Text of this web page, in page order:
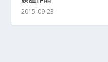
2015-09-23